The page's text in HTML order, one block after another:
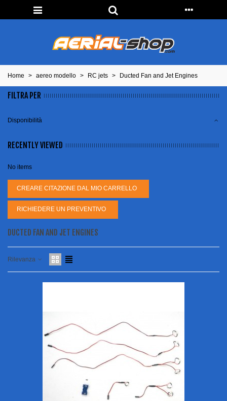
Home > aereo modello > RC jets > Ducted Fan and Jet Engines
FILTRA PER
Disponibilità
RECENTLY VIEWED
No items
CREARE CITAZIONE DAL MIO CARRELLO
RICHIEDERE UN PREVENTIVO
DUCTED FAN AND JET ENGINES
Rilevanza